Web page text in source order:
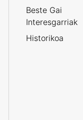
Beste Gai
Interesgarriak
Historikoa